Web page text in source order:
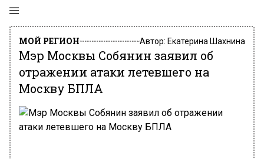
МОЙ РЕГИОН Автор: Екатерина Шахнина
Мэр Москвы Собянин заявил об
отражении атаки летевшего на
Москву БПЛА